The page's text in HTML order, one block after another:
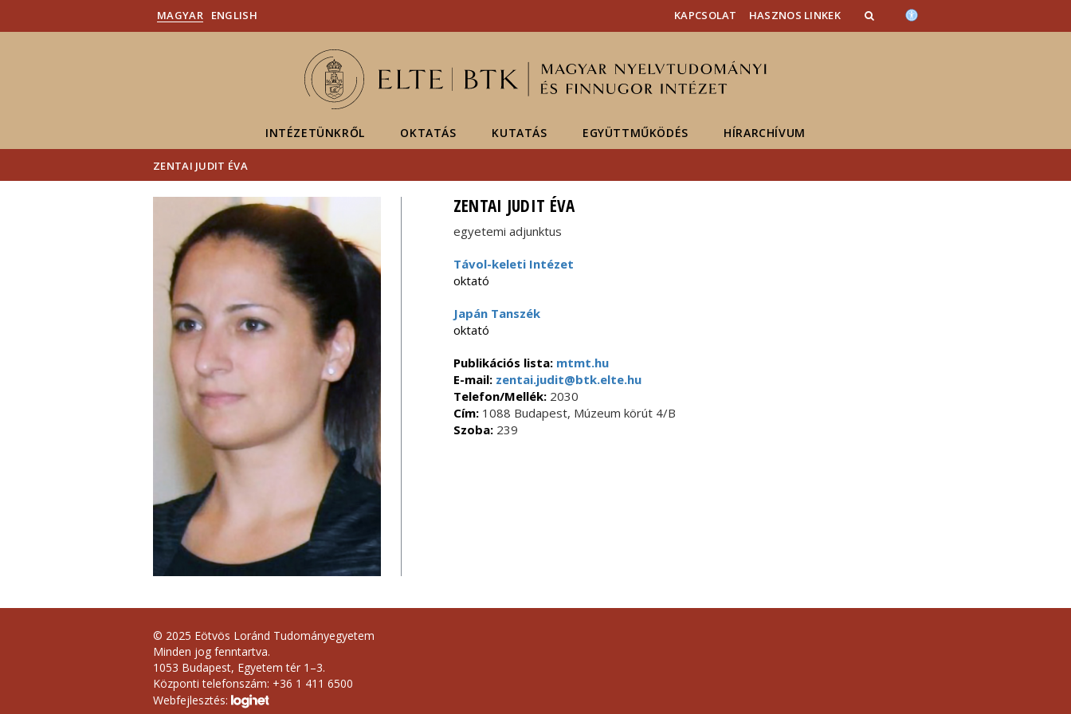
MAGYAR ENGLISH KAPCSOLAT HASZNOS LINKEK
INTÉZETÜNKRŐL OKTATÁS KUTATÁS EGYÜTTMŰKÖDÉS HÍRARCHÍVUM
ZENTAI JUDIT ÉVA
ZENTAI JUDIT ÉVA
egyetemi adjunktus
Távol-keleti Intézet
oktató
Japán Tanszék
oktató
Publikációs lista: mtmt.hu
E-mail:zentai.judit@btk.elte.hu
Telefon/Mellék:2030
Cím:1088 Budapest, Múzeum körút 4/B
Szoba:239
© 2025 Eötvös Loránd Tudományegyetem
Minden jog fenntartva.
1053 Budapest, Egyetem tér 1–3.
Központi telefonszám: +36 1 411 6500
Webfejlesztés: